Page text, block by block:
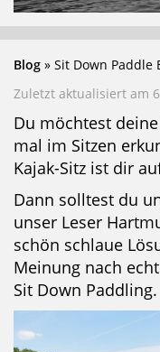
Blog
Sit Down Paddle
Zuletzt aktualisiert am
Du möchtest
mal im Sitzen
Kajak-Sitz ist dir
Dann solltest du
unser Leser
schön schlaue
Meinung nach
Sit Down Paddling.
Jetzt